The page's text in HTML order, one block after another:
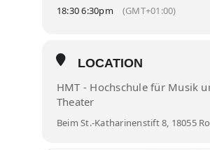
18:30 6:30pm (GMT+01:00)
LOCATION
HMT - Hochschule für Musik
Theater
Beim St.-Katharinenstift 8, 18055